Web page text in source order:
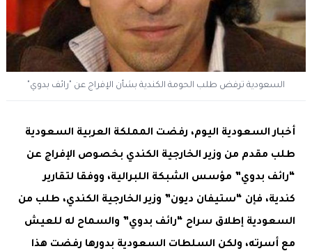
السعودية ترفض طلب الحومة الكندية بشأن الإفراج عن "رائف بدوي"
أخبار السعودية اليوم، رفضت المملكة العربية السعودية
طلب مقدم من وزير الخارجية الكندي بخصوص الإفراج عن
“رائف بدوي” مؤسس الشبكة اللبرالية، ووفقا لتقارير
كندية، فإن “ستيفان ديون” وزير الخارجية الكندي، طلب من
السعودية إطلاق سراح “رائف بدوي” والسماح له للعيش
مع أسرته، ولكن السلطات السعودية بدورها رفضت هذا